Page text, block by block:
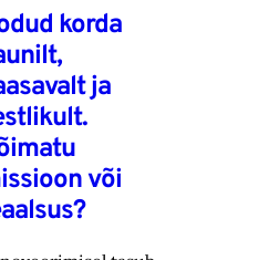
korda
ja
või